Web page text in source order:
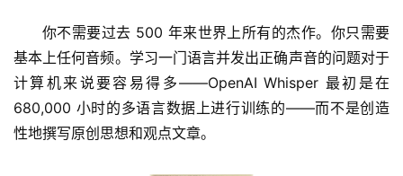
你不需要过去 500 年来世界上所有的杰作。你只需要
基本上任何音频。学习一门语言并发出正确声音的问题对于
计算机来说要容易得多——OpenAI Whisper 最初是在
680,000 小时的多语言数据上进行训练的——而不是创造
性地撰写原创思想和观点文章。